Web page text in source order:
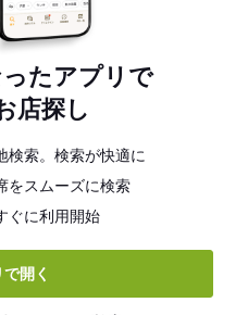
たアプリで
店探し
検索。検索が快適に
をスムーズに検索
ぐに利用開始
開く